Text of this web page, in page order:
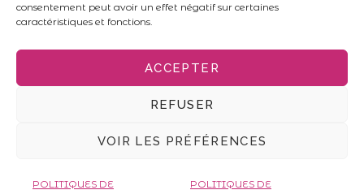
consentement peut avoir un effet négatif sur certaines
caractéristiques et fonctions.
ACCEPTER
REFUSER
VOIR LES PRÉFÉRENCES
POLITIQUES DE POLITIQUES DE
Suivez nous en direct :